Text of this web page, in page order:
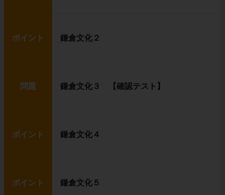
ポイント 鎌倉文化２
問題 鎌倉文化３ 【確認テスト】
ポイント 鎌倉文化４
ポイント 鎌倉文化５